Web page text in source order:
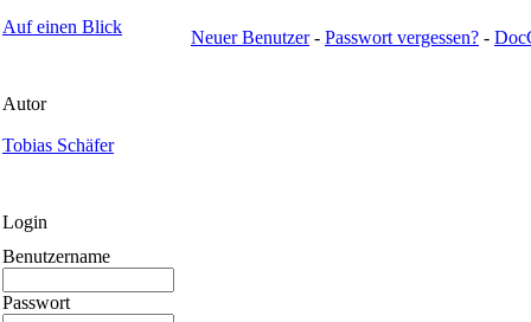
Auf einen Blick
Autor
Tobias Schäfer
Login
Benutzername
Passwort
Neuer Benutzer- Passwort vergessen? -